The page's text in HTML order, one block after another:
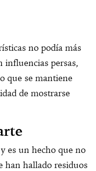
no podía más
influencias persas,
que se mantiene
de mostrarse
es un hecho que no
han hallado residuos